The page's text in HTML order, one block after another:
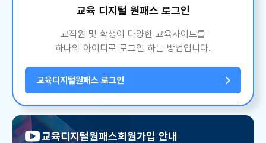
교육 디지털 원패스 로그인
교직원 및 학생이 다양한 교육사이트를
하나의 아이디로 로그인 하는 방법입니다.
교육디지털원패스 로그인
교육디지털원패스회원가입 안내